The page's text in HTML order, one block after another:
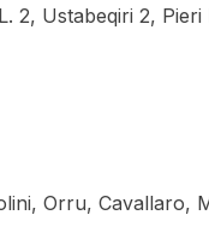
2, Ustabeqiri 2,
Orru, Cavallaro,